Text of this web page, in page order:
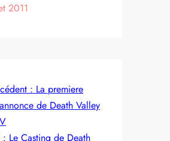
2011
: La premiere
de Death Valley
: Le Casting de Death